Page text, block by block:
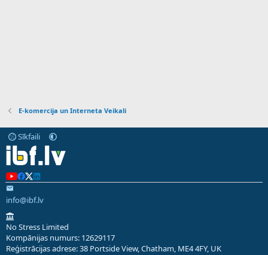
E-komercija un Interneta Veikali
Sīkfaili
info@ibf.lv
No Stress Limited
Kompānijas numurs: 12629117
Reģistrācijas adrese: 38 Portside View, Chatham, ME4 4FY, UK